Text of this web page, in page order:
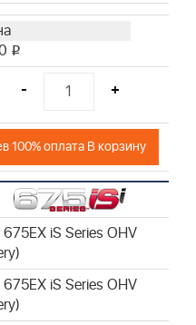
i
- +
100% оплата В корзину
675EX iS Series OHV
675EX iS Series OHV